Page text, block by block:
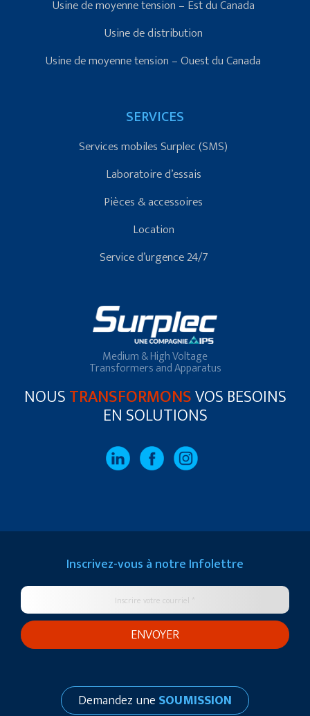
Usine de moyenne tension – Est du Canada
Usine de distribution
Usine de moyenne tension – Ouest du Canada
SERVICES
Services mobiles Surplec (SMS)
Laboratoire d’essais
Pièces & accessoires
Location
Service d’urgence 24/7
Medium & High Voltage
Transformers and Apparatus
NOUSTRANSFORMONSVOS BESOINS
EN SOLUTIONS
Inscrivez-vous à notre Infolettre
Demandez une SOUMISSION